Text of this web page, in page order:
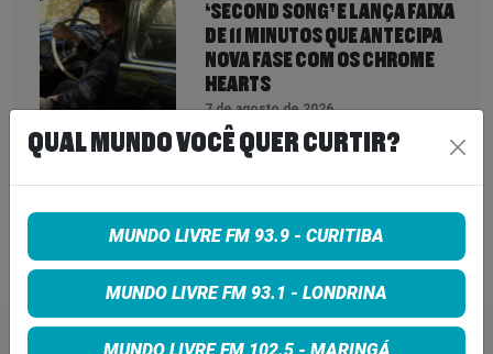
‘SECOND SONG’ E LANÇA FAIXA
DE 11 MINUTOS QUE ANTECIPA
NOVA FASE COM OS CHROME
HEARTS
7 de agosto de 2026
PETER KATSIS, EMPRESÁRIO DO
KORN, LIMP BIZKIT E SMASHING
PUMPKINS, MORRE AOS 69 ANOS
QUAL MUNDO VOCÊ QUER CURTIR?
MUNDO LIVRE FM 93.9 - CURITIBA
MUNDO LIVRE FM 93.1 - LONDRINA
MUNDO LIVRE FM 102.5 - MARINGÁ